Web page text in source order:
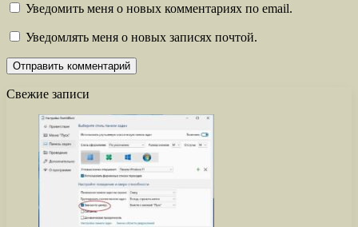
Уведомить меня о новых комментариях по email.
Уведомлять меня о новых записях почтой.
Свежие записи